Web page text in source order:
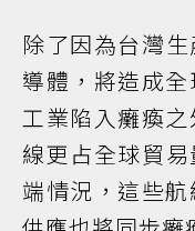
除了因為台灣
導體，將造成
工業陷入癱瘓
線更占全球貿
端情況，這些